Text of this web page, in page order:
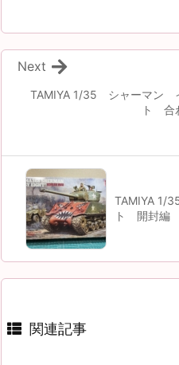
TAMIYA 1/35 シャーマン
ト 合
Next
TAMIYA 1/
ト 開封編
関連記事